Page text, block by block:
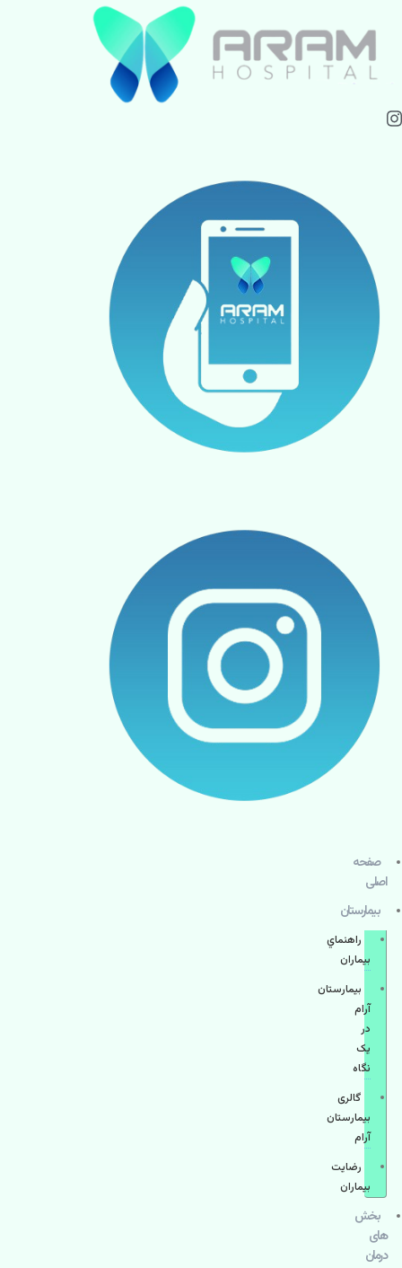
صفحه
اصلی
بيمارستان
راهنماي
بیماران
بیمارستان
آرام
در
یک
نگاه
گالری
بیمارستان
آرام
رضایت
بیماران
بخش
های
درمان